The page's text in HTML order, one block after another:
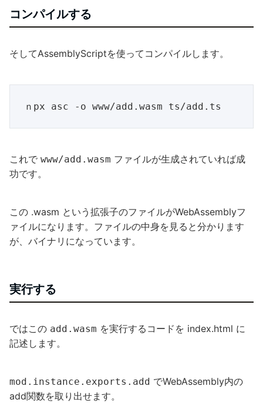
コンパイルする
そしてAssemblyScriptを使ってコンパイルします。
これで www/add.wasm ファイルが生成されていれば成
功です。
この .wasm という拡張子のファイルがWebAssemblyフ
ァイルになります。ファイルの中身を見ると分かります
が、バイナリになっています。
実行する
ではこの add.wasm を実行するコードを index.html に
記述します。
mod.instance.exports.add でWebAssembly内の
add関数を取り出せます。